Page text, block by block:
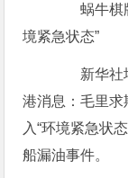
蜗牛棋牌
境紧急状态”
新华社塔
港消息：毛里
入“环境紧急状
船漏油事件。